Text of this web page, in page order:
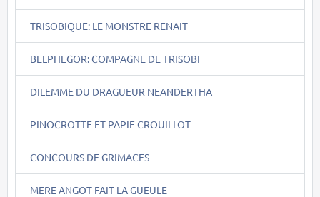
TRISOBIQUE: LE MONSTRE RENAIT
BELPHEGOR: COMPAGNE DE TRISOBI
DILEMME DU DRAGUEUR NEANDERTHA
PINOCROTTE ET PAPIE CROUILLOT
CONCOURS DE GRIMACES
MERE ANGOT FAIT LA GUEULE